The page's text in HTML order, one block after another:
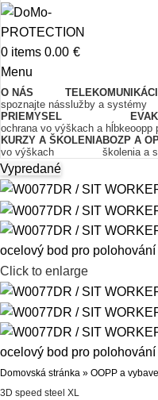
0 items 0.00 €
Menu
O NÁS
spoznajte násslužby a systémy
PRIEMYSEL
ochrana vo výškach a hĺbkeoopp
KURZY A ŠKOLENIA
vo výškach
BOZP A
školenia a
Vypredané
Click to enlarge
Domovská stránka » OOPP a
3D speed steel XL